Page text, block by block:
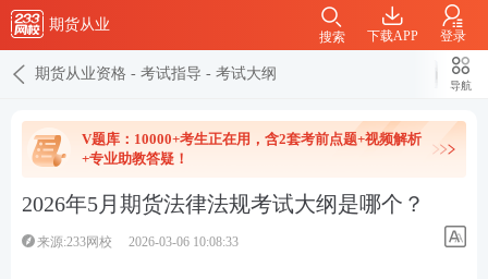
期货从业
下载APP 登录
搜索
期货从业资格 - 考试指导 - 考试大纲
导航
V题库：10000+考生正在用，含2套考前点题+视频解析
+专业助教答疑！
2026年5月期货法律法规考试大纲是哪个？
来源:233网校 2026-03-06 10:08:33